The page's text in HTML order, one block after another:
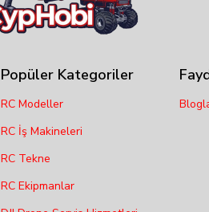
Popüler Kategoriler
RC Modeller
RC İş Makineleri
RC Tekne
RC Ekipmanlar